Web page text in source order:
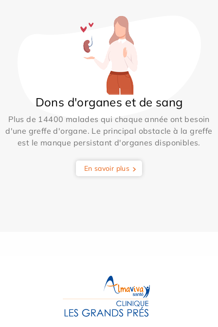
Dons d'organes et de sang
Plus de 14400 malades qui chaque année ont besoin
d'une greffe d'organe. Le principal obstacle à la greffe
est le manque persistant d'organes disponibles.
En savoir plus